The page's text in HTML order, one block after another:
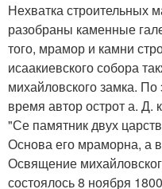
Нехватка строительных
разобраны каменные
того, мрамор и камни
исаакиевского собора
михайловского замка.
время автор острот а. Д.
"Се памятник двух
Основа его мраморна, а
Освящение
состоялось 8 ноября